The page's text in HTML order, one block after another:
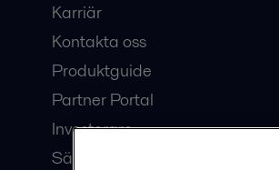
Karriär
Kontakta oss
Produktguide
Partner Portal
Investerare
Säkerhetsdatablad